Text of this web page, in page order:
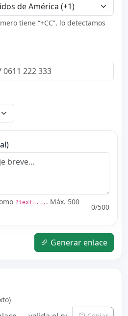
tiene “+CC”, lo detectamos
?text=... . Máx. 500
0/500
Generar enlace